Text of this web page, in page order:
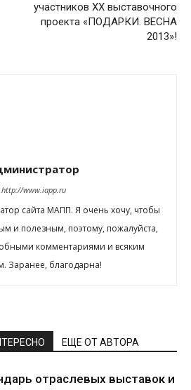
участников XX выставочного
проекта «ПОДАРКИ. ВЕСНА
2013»!
http://www.iapp.ru
сайта МАПП. Я очень хочу, чтобы
и полезным, поэтому, пожалуйста,
комментариями и всяким
Заранее, благодарна!
ЕЩЕ ОТ АВТОРА
отраслевых выставок и